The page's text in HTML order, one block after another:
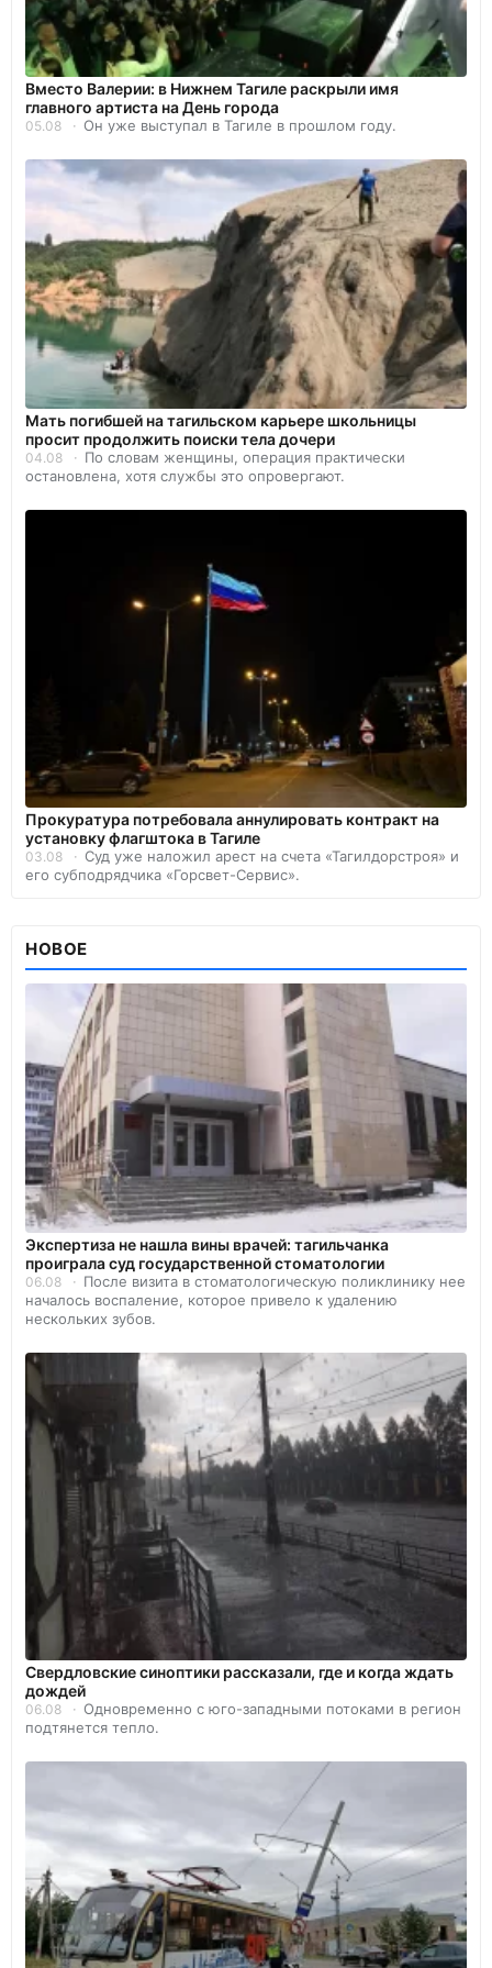
Вместо Валерии: в Нижнем Тагиле раскрыли имя
главного артиста на День города
05.08 Он уже выступал в Тагиле в прошлом году.
Мать погибшей на тагильском карьере школьницы
просит продолжить поиски тела дочери
04.08
По словам женщины, операция практически
остановлена, хотя службы это опровергают.
Прокуратура потребовала аннулировать контракт на
установку флагштока в Тагиле
03.08
Суд уже наложил арест на счета «Тагилдорстроя» и
его субподрядчика «Горсвет-Сервис».
НОВОЕ
Экспертиза не нашла вины врачей: тагильчанка
проиграла суд государственной стоматологии
06.08
После визита в стоматологическую поликлинику нее
началось воспаление, которое привело к удалению
нескольких зубов.
Свердловские синоптики рассказали, где и когда ждать
дождей
06.08
Одновременно с юго-западными потоками в регион
подтянется тепло.